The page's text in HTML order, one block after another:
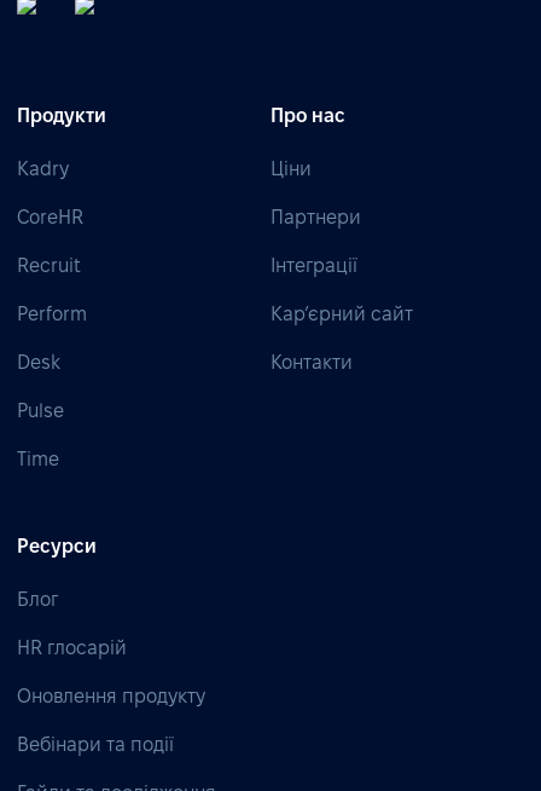
Продукти
Kadry
CoreHR
Recruit
Perform
Desk
Pulse
Time
Про нас
Ціни
Партнери
Інтеграції
Кар’єрний сайт
Контакти
Ресурси
Блог
HR глосарій
Оновлення продукту
Вебінари та події